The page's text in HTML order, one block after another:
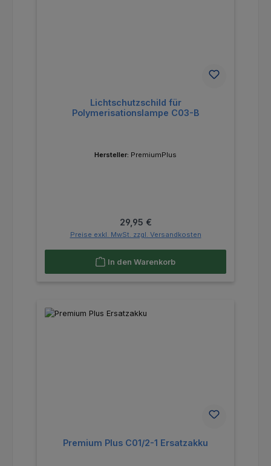
Lichtschutzschild für
Polymerisationslampe C03-B
Hersteller: PremiumPlus
Regulärer Preis:
29,95 €
Preise exkl. MwSt. zzgl. Versandkosten
In den Warenkorb
Premium Plus C01/2-1 Ersatzakku